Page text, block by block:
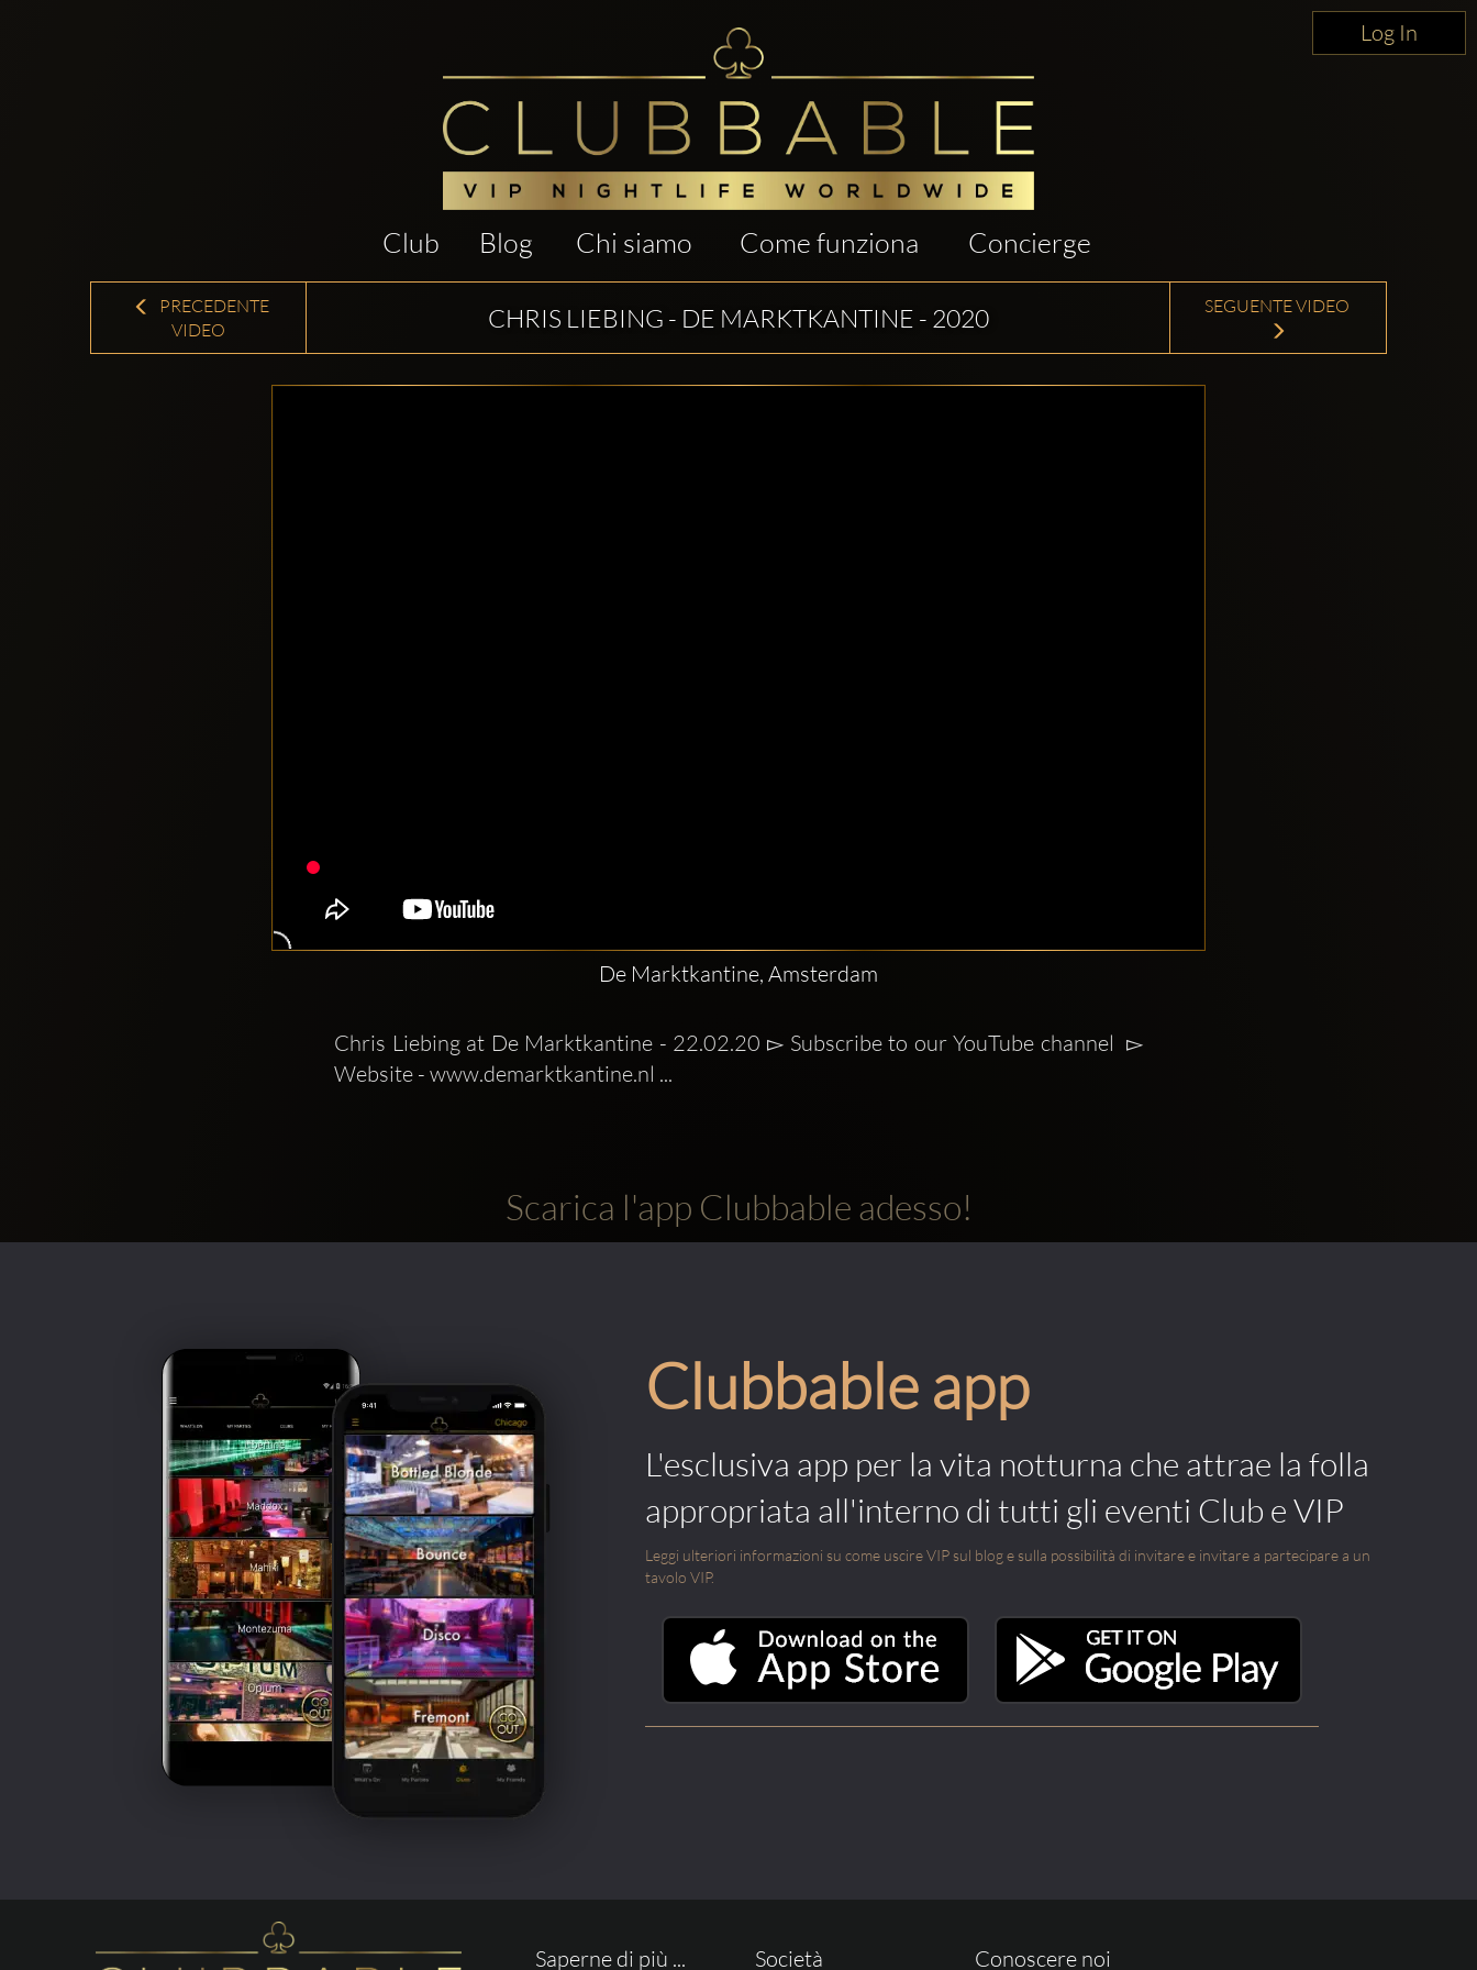
Log In
Club Blog Chi siamo Come funziona Concierge
PRECEDENTE
VIDEO
CHRIS LIEBING - DE MARKTKANTINE - 2020 SEGUENTE VIDEO
De Marktkantine, Amsterdam
Chris Liebing at De Marktkantine - 22.02.20 ▻ Subscribe to our YouTube channel  ▻
Website - www.demarktkantine.nl ...
Scarica l'app Clubbable adesso!
Clubbable app
L'esclusiva app per la vita notturna che attrae la folla
appropriata all'interno di tutti gli eventi Club e VIP
Leggi ulteriori informazioni su come uscire VIP sul blog e sulla possibilità di invitare e invitare a partecipare a un
tavolo VIP.
Saperne di più ... Società Conoscere noi